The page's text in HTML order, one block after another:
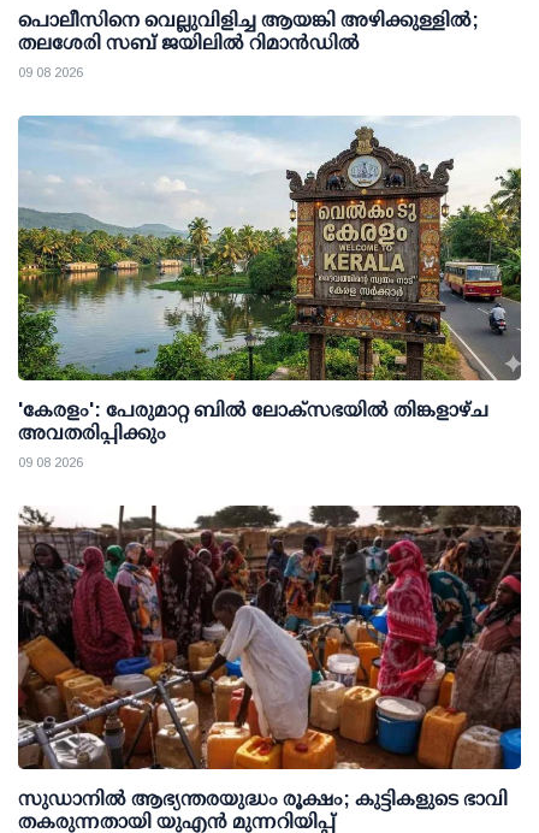
പൊലീസിനെ വെല്ലുവിളിച്ച ആയങ്കി അഴിക്കുള്ളില്‍;
തലശേരി സബ് ജയിലില്‍ റിമാന്‍ഡില്‍
09 08 2026
'കേരളം': പേരുമാറ്റ ബില്‍ ലോക്സഭയില്‍ തിങ്കളാഴ്ച
അവതരിപ്പിക്കും
09 08 2026
സുഡാനിൽ ആഭ്യന്തരയുദ്ധം രൂക്ഷം; കുട്ടികളുടെ ഭാവി
തകരുന്നതായി യുഎൻ മുന്നറിയിപ്പ്